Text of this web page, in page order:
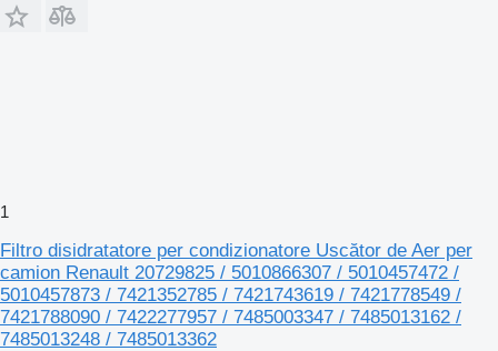
1
Filtro disidratatore per condizionatore Uscător de Aer per
camion Renault 20729825 / 5010866307 / 5010457472 /
5010457873 / 7421352785 / 7421743619 / 7421778549 /
7421788090 / 7422277957 / 7485003347 / 7485013162 /
7485013248 / 7485013362